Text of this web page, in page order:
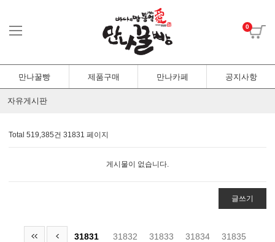
0
만나꿀빵 제품구매 만나카페 공지사항
자유게시판
Total 519,385건 31831 페이지
게시물이 없습니다.
글쓰기
31831 31832 31833 31834
31835